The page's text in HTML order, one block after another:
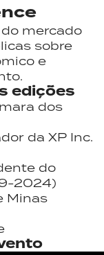
mercado
sobre
e
edições
dos
da XP Inc.
do
2024)
Minas